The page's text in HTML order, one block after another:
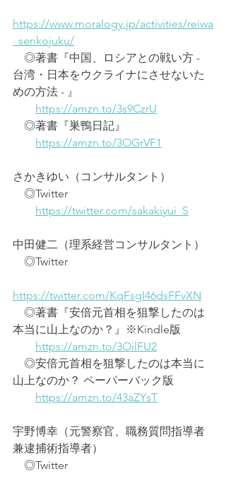
https://www.moralogy.jp/activities/reiwa
_senkojuku/
◎著書『中国、ロシアとの戦い方 -
台湾・日本をウクライナにさせないた
めの方法 - 』
https://amzn.to/3s9CzrU
◎著書『巣鴨日記』
https://amzn.to/3OGrVF1
さかきゆい（コンサルタント）
◎Twitter
https://twitter.com/sakakiyui_S
中田健二（理系経営コンサルタント）
◎Twitter
https://twitter.com/KqFsgI46dsFFvXN
◎著書『安倍元首相を狙撃したのは
本当に山上なのか？』※Kindle版
https://amzn.to/3OilFU2
◎安倍元首相を狙撃したのは本当に
山上なのか？ ペーパーバック版
https://amzn.to/43aZYsT
宇野博幸（元警察官、職務質問指導者
兼逮捕術指導者）
◎Twitter